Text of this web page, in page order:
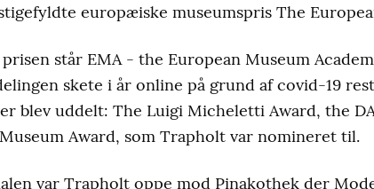
europæiske museumspris The
prisen står EMA - the European Museum
skete i år online på grund af covid-19
blev uddelt: The Luigi Micheletti Award, the
Award, som Trapholt var nomineret til.
var Trapholt oppe mod Pinakothek der